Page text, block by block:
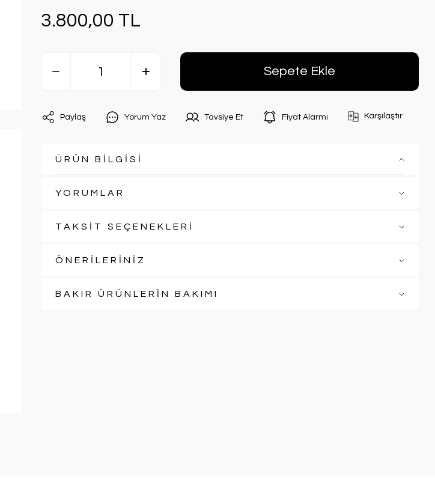
3.800,00 TL
Sepete Ekle
Paylaş Yorum Yaz Tavsiye Et Fiyat Alarmı Karşılaştır
ÜRÜN BİLGİSİ
YORUMLAR
TAKSİT SEÇENEKLERİ
ÖNERİLERİNİZ
BAKIR ÜRÜNLERİN BAKIMI